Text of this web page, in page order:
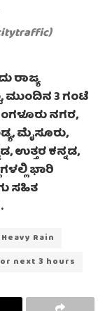
ರಾಜ್ಯ
ಮುಂದಿನ 3 ಗಂಟೆ
ನಗರ,
ಮೈಸೂರು,
ಉತ್ತರ ಕನ್ನಡ,
ಭಾರಿ
ಸಹಿತ
Heavy Rain
next 3 hours